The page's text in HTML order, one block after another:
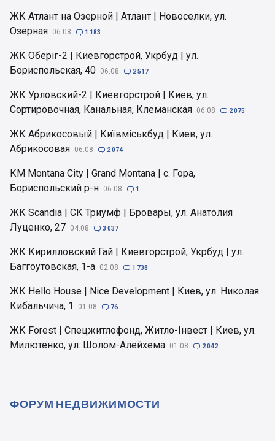
ЖК Атлант на Озерной | Атлант | Новоселки, ул.
Озерная 06.08  1 183
ЖК Оберіг-2 | Киевгорстрой, Укрбуд | ул.
Бориспольская, 40 06.08  2 517
ЖК Урловский-2 | Киевгорстрой | Киев, ул.
Сортировочная, Канальная, Клеманская 06.08  2 075
ЖК Абрикосовый | Київміськбуд | Киев, ул.
Абрикосовая 06.08  2 074
КМ Montana City | Grand Montana | с. Гора,
Бориспольский р-н 06.08  1
ЖК Scandia | СК Триумф | Бровары, ул. Анатолия
Луценко, 27 04.08  3 037
ЖК Кирилловский Гай | Киевгорстрой, Укрбуд | ул.
Баггоутовская, 1-а 02.08  1 738
ЖК Hello House | Nice Development | Киев, ул. Николая
Кибальчича, 1
01.08  76
ЖК Forest | Спецжитлофонд, Житло-Інвест | Киев, ул.
Милютенко, ул. Шолом-Алейхема 01.08  2 042
ФОРУМ НЕДВИЖИМОСТИ